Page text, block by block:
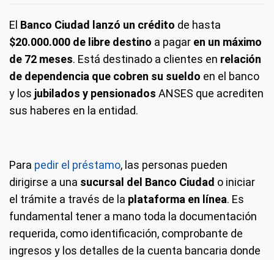
El Banco Ciudad lanzó un crédito de hasta
$20.000.000 de libre destino a pagar en un máximo
de 72 meses. Está destinado a clientes en relación
de dependencia que cobren su sueldo en el banco
y los jubilados y pensionados ANSES que acrediten
sus haberes en la entidad.
Para pedir el préstamo, las personas pueden
dirigirse a una sucursal del Banco Ciudad o iniciar
el trámite a través de la plataforma en línea. Es
fundamental tener a mano toda la documentación
requerida, como identificación, comprobante de
ingresos y los detalles de la cuenta bancaria donde